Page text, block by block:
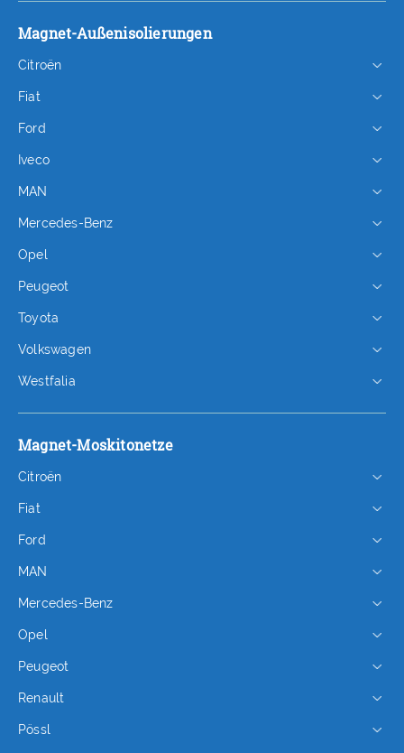
Magnet-Außenisolierungen
Citroën
Fiat
Ford
Iveco
MAN
Mercedes-Benz
Opel
Peugeot
Toyota
Volkswagen
Westfalia
Magnet-Moskitonetze
Citroën
Fiat
Ford
MAN
Mercedes-Benz
Opel
Peugeot
Renault
Pössl